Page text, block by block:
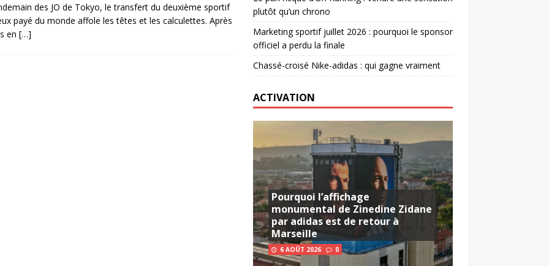
des JO de Tokyo, le transfert du deuxième sportif
payé du monde affole les têtes et les calculettes. Après
en […]
plutôt qu’un chrono
Marketing sportif juillet 2026 : pourquoi le sponsor
officiel a perdu la finale
Chassé-croisé Nike-adidas : qui gagne vraiment
ACTIVATION
Pourquoi l’affichage
monumental de Zinedine Zidane
par adidas est de retour à
Marseille
6 AOÛT 2026 0